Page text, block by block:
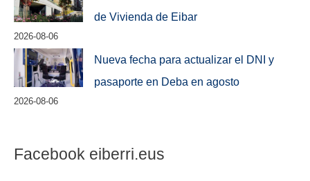
de Vivienda de Eibar
2026-08-06
Nueva fecha para actualizar el DNI y
pasaporte en Deba en agosto
2026-08-06
Facebook eiberri.eus